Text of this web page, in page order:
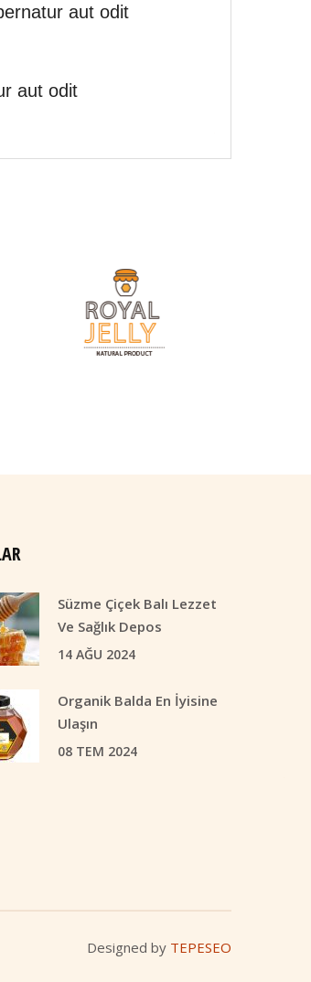
aut odit
aut odit
Süzme Çiçek Balı Lezzet
Ve Sağlık Depos
14 AĞU 2024
Organik Balda En İyisine
Ulaşın
08 TEM 2024
Designed by TEPESEO